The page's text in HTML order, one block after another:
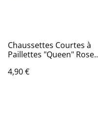
Chaussettes Courtes à
Paillettes "Queen" Rose
4,90 €